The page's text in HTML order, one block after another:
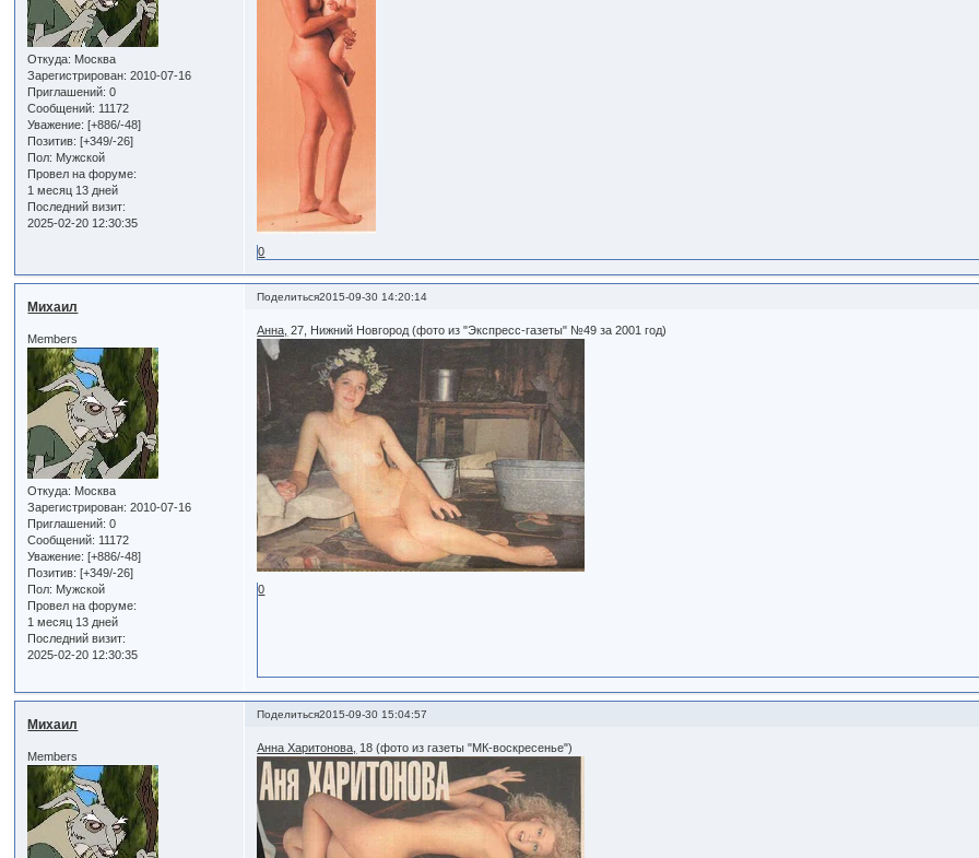
Откуда: Москва
Зарегистрирован: 2010-07-16
Приглашений: 0
Сообщений: 11172
Уважение: [+886/-48]
Позитив: [+349/-26]
Пол: Мужской
Провел на форуме:
1 месяц 13 дней
Последний визит:
2025-02-20 12:30:35
0
Поделиться2015-09-30 14:20:14
Михаил
Members
Откуда: Москва
Зарегистрирован: 2010-07-16
Приглашений: 0
Сообщений: 11172
Уважение: [+886/-48]
Позитив: [+349/-26]
Пол: Мужской
Провел на форуме:
1 месяц 13 дней
Последний визит:
2025-02-20 12:30:35
Анна, 27, Нижний Новгород (фото из "Экспресс-газеты" №49 за 2001 год)
0
Поделиться2015-09-30 15:04:57
Михаил
Members
Анна Харитонова, 18 (фото из газеты "МК-воскресенье")